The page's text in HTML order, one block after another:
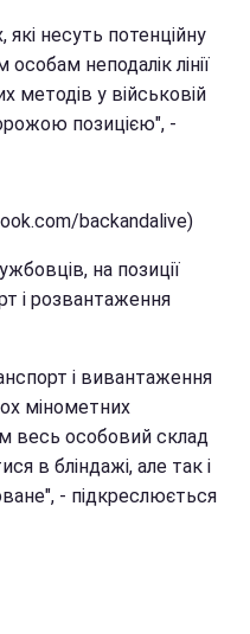
несуть потенційну
неподалік лінії
методів у військовій
позицією", -
backandalive)
на позиції
і розвантаження
і вивантаження
мінометних
весь особовий склад
в бліндажі, але так і
- підкреслюється